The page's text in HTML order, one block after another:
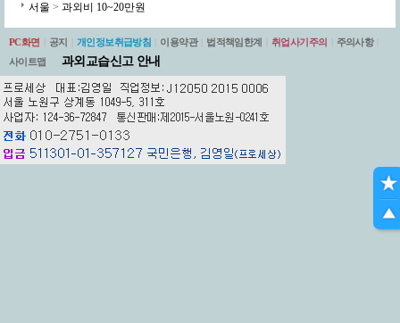
서울 > 과외비 10~20만원
PC화면 공지 개인정보취급방침 이용약관 법적책임한계 취업사기주의 주의사항
사이트맵
과외교습신고 안내